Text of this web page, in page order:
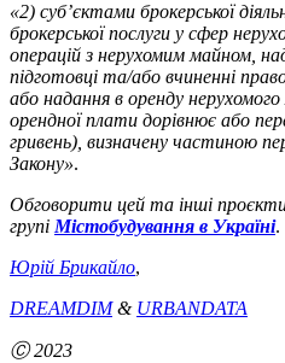
«2) суб’єктами брокерської
брокерської послуги у сфер
операцій з нерухомим майном,
підготовці та/або вчиненні
або надання в оренду
орендної плати дорівнює або
гривень), визначену частиною
Закону».
Обговорити цей та інші
групі Містобудування в Україні.
Юрій Брикайло,
DREAMDIM& URBANDATA
Ⓒ 2023